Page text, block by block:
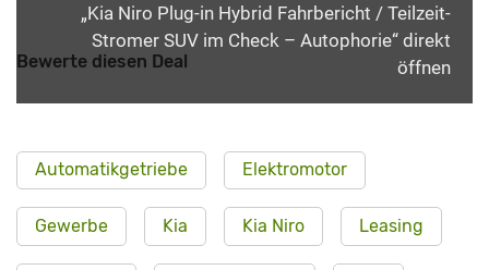
„Kia Niro Plug-in Hybrid Fahrbericht / Teilzeit-
Stromer SUV im Check – Autophorie“ direkt
öffnen
Bewerte diesen Deal
Automatikgetriebe Elektromotor
Gewerbe Kia Kia Niro Leasing